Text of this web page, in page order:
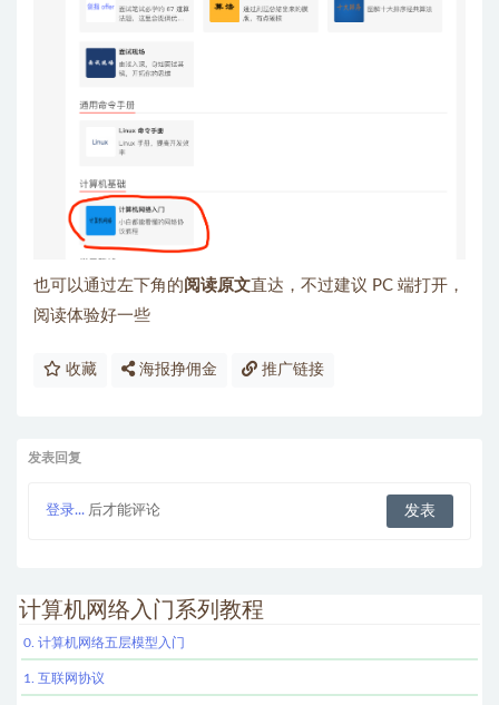
也可以通过左下角的 阅读原文 直达，不过建议 PC 端打开，
阅读体验好一些
收藏 海报挣佣金 推广链接
发表回复
登录... 后才能评论
计算机网络入门系列教程
0. 计算机网络五层模型入门
1. 互联网协议